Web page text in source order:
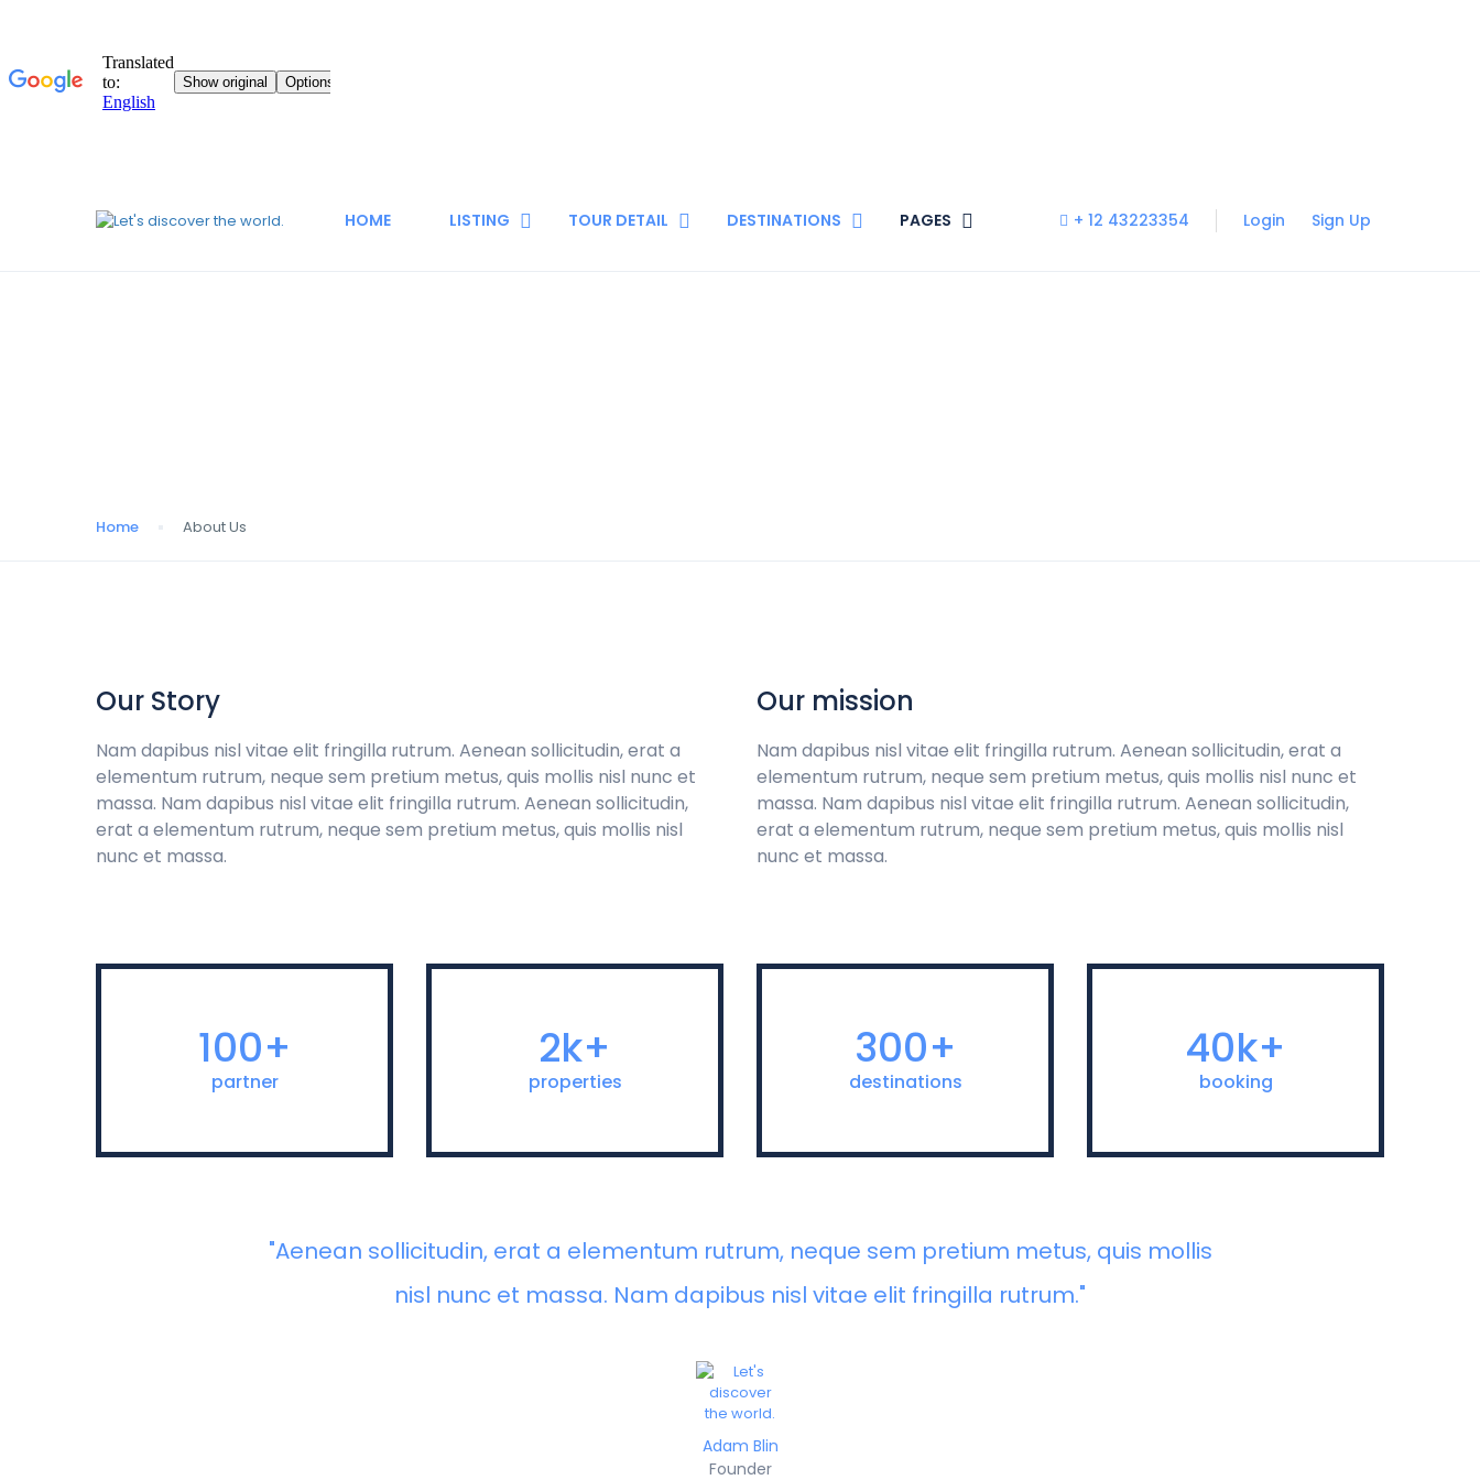
HOME LISTING TOUR DETAIL DESTINATIONS PAGES + 12 43223354 Login Sign Up
Home About Us
Our Story
Nam dapibus nisl vitae elit fringilla rutrum. Aenean sollicitudin, erat a
elementum rutrum, neque sem pretium metus, quis mollis nisl nunc et
massa. Nam dapibus nisl vitae elit fringilla rutrum. Aenean sollicitudin,
erat a elementum rutrum, neque sem pretium metus, quis mollis nisl
nunc et massa.
Our mission
Nam dapibus nisl vitae elit fringilla rutrum. Aenean sollicitudin, erat a
elementum rutrum, neque sem pretium metus, quis mollis nisl nunc et
massa. Nam dapibus nisl vitae elit fringilla rutrum. Aenean sollicitudin,
erat a elementum rutrum, neque sem pretium metus, quis mollis nisl
nunc et massa.
100+
partner
sollicitudin, erat a elementum
rutrum, neque sem pretium
metus, quis mollis nisl nunc et
2k+
properties
sollicitudin, erat a elementum
rutrum, neque sem pretium
metus, quis mollis nisl nunc et
300+
destinations
sollicitudin, erat a elementum
rutrum, neque sem pretium
metus, quis mollis nisl nunc et
40k+
booking
sollicitudin, erat a elementum
rutrum, neque sem pretium
metus, quis mollis nisl nunc et
"Aenean sollicitudin, erat a elementum rutrum, neque sem pretium metus, quis mollis
nisl nunc et massa. Nam dapibus nisl vitae elit fringilla rutrum."
Adam Blin
Founder